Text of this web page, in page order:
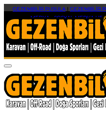
GEZENBİLİR PUSULA| GEZENBİLİR
MEDYA|SOSYAL MEDYA